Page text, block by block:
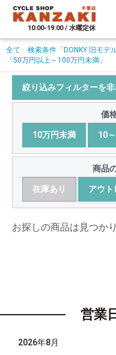
10:00-19:00 / 水曜定休
全て 検索条件 「DONKY 旧モデ
「50万円以上～100万円未満」
絞り込みフィルターを
価
10万円未満 10
商品
在庫あり アウト
お探しの商品は見つか
営業
2026年8月